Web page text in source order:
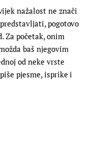
nažalost ne znači
pogotovo
Za početak, onim
baš njegovim
od neke vrste
pjesme, isprike i